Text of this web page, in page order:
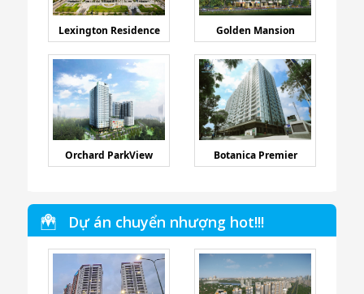
Lexington Residence Golden Mansion
Orchard ParkView Botanica Premier
Dự án chuyển nhượng hot!!!